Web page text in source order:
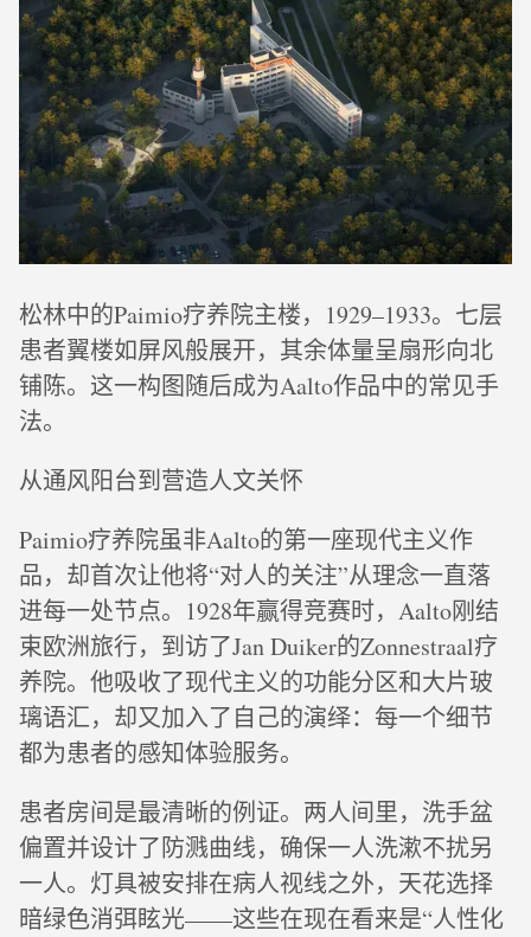
松林中的Paimio疗养院主楼，1929–1933。七层
患者翼楼如屏风般展开，其余体量呈扇形向北
铺陈。这一构图随后成为Aalto作品中的常见手
法。
从通风阳台到营造人文关怀
Paimio疗养院虽非Aalto的第一座现代主义作
品，却首次让他将“对人的关注”从理念一直落
进每一处节点。1928年赢得竞赛时，Aalto刚结
束欧洲旅行，到访了Jan Duiker的Zonnestraal疗
养院。他吸收了现代主义的功能分区和大片玻
璃语汇，却又加入了自己的演绎：每一个细节
都为患者的感知体验服务。
患者房间是最清晰的例证。两人间里，洗手盆
偏置并设计了防溅曲线，确保一人洗漱不扰另
一人。灯具被安排在病人视线之外，天花选择
暗绿色消弭眩光——这些在现在看来是“人性化